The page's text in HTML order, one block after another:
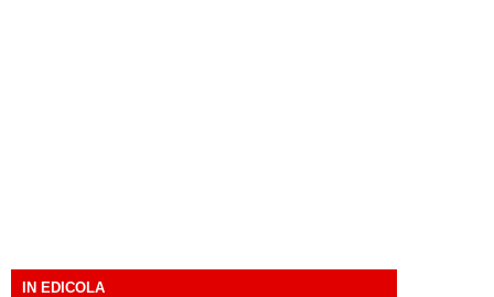
IN EDICOLA